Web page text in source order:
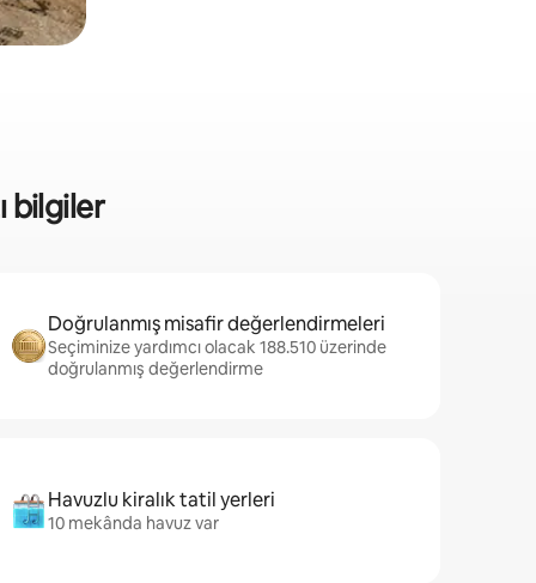
bilgiler
Doğrulanmış misafir değerlendirmeleri
Seçiminize yardımcı olacak 188.510 üzerinde
doğrulanmış değerlendirme
Havuzlu kiralık tatil yerleri
10 mekânda havuz var